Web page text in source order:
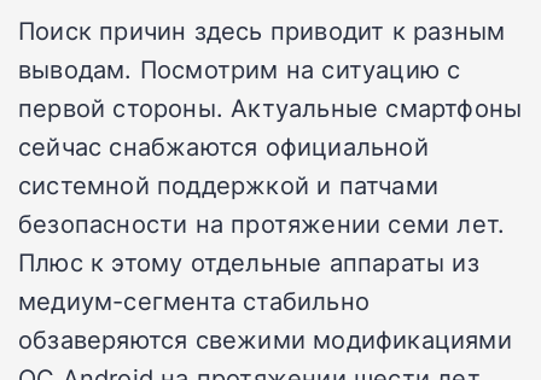
Поиск причин здесь приводит к разным
выводам. Посмотрим на ситуацию с
первой стороны. Актуальные смартфоны
сейчас снабжаются официальной
системной поддержкой и патчами
безопасности на протяжении семи лет.
Плюс к этому отдельные аппараты из
медиум-сегмента стабильно
обзаверяются свежими модификациями